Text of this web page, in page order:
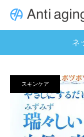
ネ
スキンケア